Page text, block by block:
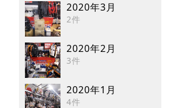
2020年3月
2件
2020年2月
3件
2020年1月
4件